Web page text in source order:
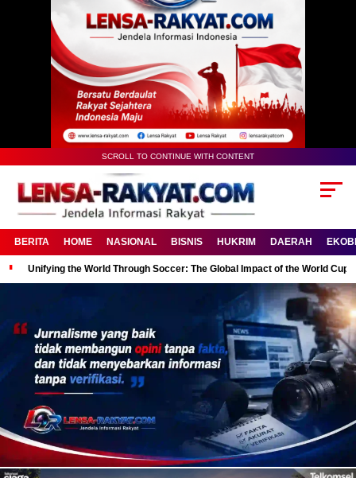
SCROLL TO CONTINUE WITH CONTENT
BERITA HOME NASIONAL BISNIS HUKRIM DAERAH
Unifying the World Through Soccer: The Global Impact of the World Cup